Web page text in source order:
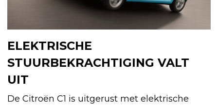
ELEKTRISCHE
STUURBEKRACHTIGING VALT
UIT
De Citroën C1 is uitgerust met elektrische